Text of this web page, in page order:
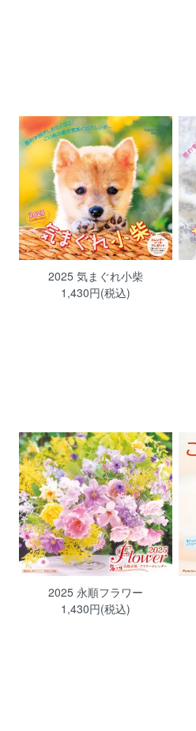
2025 気まぐれ小柴
1,430円(税込)
2025 永順フラワー
1,430円(税込)